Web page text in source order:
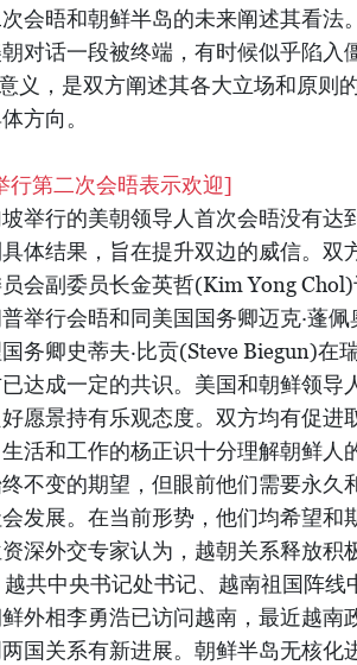
会晤和朝鲜半岛的未来阐述其看法。
对话一段被终端，有时候似乎陷入
义，是双方阐述其各大立场和原则
方向。
行第二次会晤表示欢迎]
举行的美朝领导人首次会晤没有达
体结果，旨在提升双边的威信。双
会副委员长金英哲(Kim Yong
举行会晤和同美国国务卿迈克·蓬
务卿史蒂夫‧比贡(Steve Biegun)在
达成一定的共识。美国和朝鲜领导
愿景持有乐观态度。双方均有促进
活和工作的杨正识十分理解朝鲜人
不变的期望，但眼前他们需要永久
发展。在当前形势，他们均希望和
深外交专家认为，越朝关系释放积
共中央书记处书记、越南祖国阵线
外相李勇浩已访问越南，最近越南
国关系有新进展。朝鲜半岛无核化